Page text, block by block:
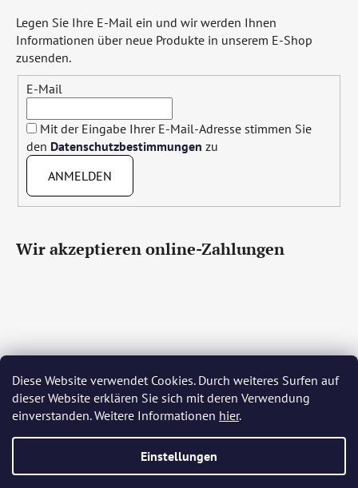
Diese Website verwendet Cookies. Durch weiteres Surfen auf
dieser Website erklären Sie sich mit deren Verwendung
einverstanden. Weitere Informationen hier.
Einstellungen
Legen Sie Ihre E-Mail ein und wir werden Ihnen
Informationen über neue Produkte in unserem E-Shop
zusenden.
E-Mail
Mit der Eingabe Ihrer E-Mail-Adresse stimmen Sie
den Datenschutzbestimmungen zu
ANMELDEN
Wir akzeptieren online-Zahlungen
Čeština Slovenčina English Deutsch Magyar
Język polski Română Italiano Español Français
Português Български Hrvatski Slovenščina
Nederlands Українська Ελληνικά Svenska Dansk